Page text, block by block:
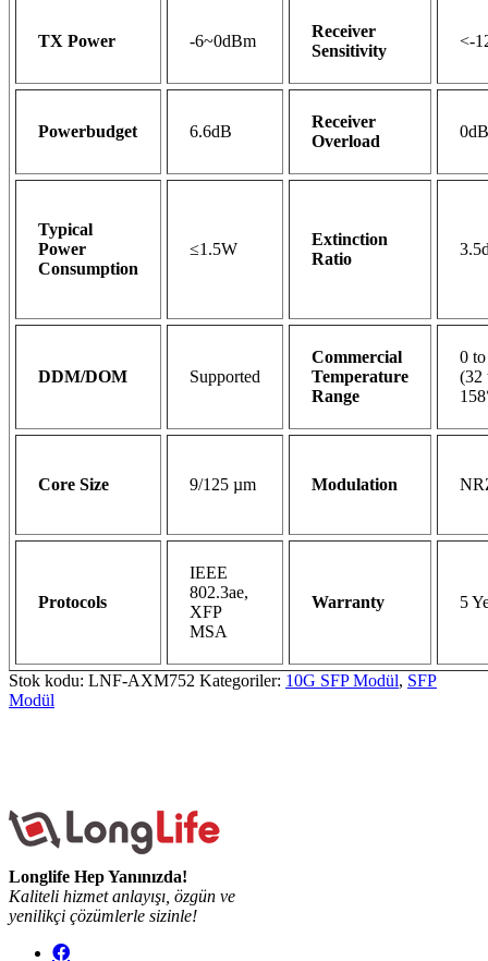
TX Power -6~0dBm
Receiver
Sensitivity
<-
Powerbudget 6.6dB
Receiver
Overload
Typical
Power
Consumption
≤1.5W
Extinction
Ratio
DDM/DOM Supported
Commercial
Temperature
Range
0
(32
Core Size 9/125 µm Modulation
Protocols
IEEE
802.3ae,
XFP
MSA
Warranty 5
Stok kodu: LNF-AXM752 Kategoriler: 10G SFP Modül, SFP
Modül
Longlife Hep Yanınızda!
Kaliteli hizmet anlayışı, özgün ve
yenilikçi çözümlerle sizinle!